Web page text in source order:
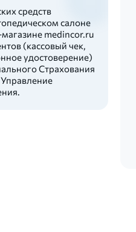
средств
салоне
medincor.ru
(кассовый чек,
удостоверение)
Страхования